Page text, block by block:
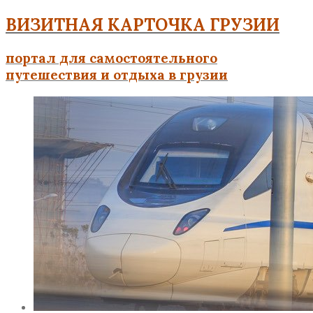
ВИЗИТНАЯ КАРТОЧКА ГРУЗИИ
портал для самостоятельного
путешествия и отдыха в грузии